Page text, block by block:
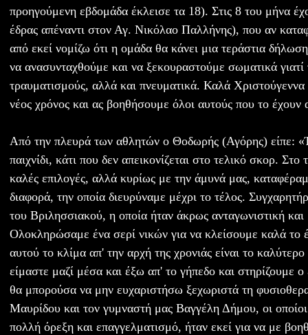
προηγούμενη εβδομάδα έκλεισε τα 18). Στις 8 του μήνα
έδρας απέναντι στον Αγ. Νικόλαο Παλλήνης), που αν
από εκεί νομίζω ότι η ομάδα θα κάνει μια τεράστια
να ανασυνταχθούμε και να ξεκουραστούμε σωματικά
τραυματισμούς, αλλά και πνευματικά. Καλά
νέος χρόνος και ας βοηθήσουμε όλοι αυτούς που το
Από την πλευρά των αθλητών ο Θοδωρής (Αγόρης) είπε:
παιχνίδι, κάτι που δεν απεικονίζεται στο τελικό σκορ.
καλές επιλογές, αλλά κυρίως με την άμυνά μας,
διαφορά, την οποία διευρύναμε μέχρι το τέλος.
του Βριλησσιακού, η οποία ήταν άκρως ανταγωνιστική και
Ολοκληρώσαμε ένα σερί νικών για να κλείσουμε καλά το
αυτού το κλίμα απ' την αρχή της χρονιάς είναι το
είμαστε μαζί μέσα και έξω απ' το γήπεδο και στηρίζουμε
θα μπορούσα να μην ευχαριστήσω ξεχωριστά τη
Μαυρίδου και τον γυμναστή μας Βαγγέλη Δήμου, οι
πολλή όρεξη και επαγγελματισμό, ήταν εκεί για να με